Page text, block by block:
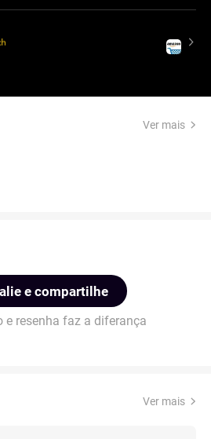
Ver mais
e compartilhe
e resenha faz a diferança
Ver mais